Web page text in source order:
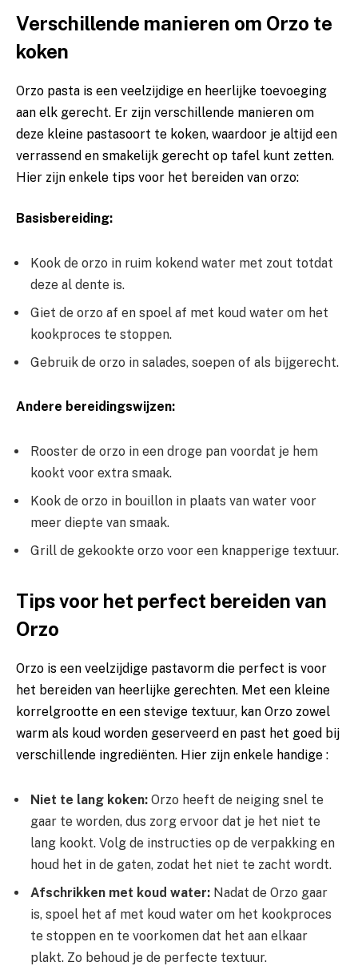
Verschillende ⁤manieren ​om Orzo te
koken
Orzo pasta is ⁢een ⁤veelzijdige en heerlijke toevoeging
⁢aan⁣ elk gerecht. Er⁢ zijn verschillende manieren om
deze kleine ‌pastasoort te ‌koken, waardoor je altijd‌ een
⁤verrassend en​ smakelijk gerecht op tafel kunt zetten.‌
Hier zijn enkele tips voor het bereiden ‍van⁢ orzo:
Basisbereiding:
Kook de orzo in ruim kokend water met⁢ zout totdat
⁢deze al ⁤dente is.
Giet ⁢de orzo af⁢ en spoel af met koud water om het
kookproces te‌ stoppen.
Gebruik de orzo in salades, soepen of⁤ als bijgerecht.
Andere bereidingswijzen:
Rooster de orzo in ⁣een droge pan voordat je ⁤hem ​
kookt voor extra smaak.
Kook de orzo in bouillon‍ in plaats van water voor
meer diepte ⁢van smaak.
Grill ​de gekookte​ orzo voor‍ een⁤ knapperige​ textuur.
Tips voor het perfect bereiden van
Orzo
Orzo is⁢ een veelzijdige pastavorm ⁢die perfect is ​voor‌
het bereiden van heerlijke gerechten. ⁢Met ⁤een kleine
korrelgrootte en een ⁤stevige textuur,​ kan Orzo zowel
warm als⁤ koud ‌worden geserveerd en past⁤ het⁤ goed bij
verschillende⁣ ingrediënten. ⁣Hier zijn enkele handige :
Niet te lang koken: Orzo heeft de neiging snel te ​
gaar te worden, ‍dus⁤ zorg ervoor‌ dat je ‌het niet te
lang kookt. Volg de instructies ⁢op de ⁤verpakking⁤ en
houd​ het in de gaten, zodat het niet te zacht wordt.
Afschrikken met koud ⁢water: ⁣Nadat de Orzo ⁣gaar
is, spoel het af ‌met‍ koud ⁢water ⁤om het kookproces
te stoppen en te ⁢voorkomen dat het aan elkaar
plakt.‍ Zo behoud je‍ de⁣ perfecte‌ textuur.